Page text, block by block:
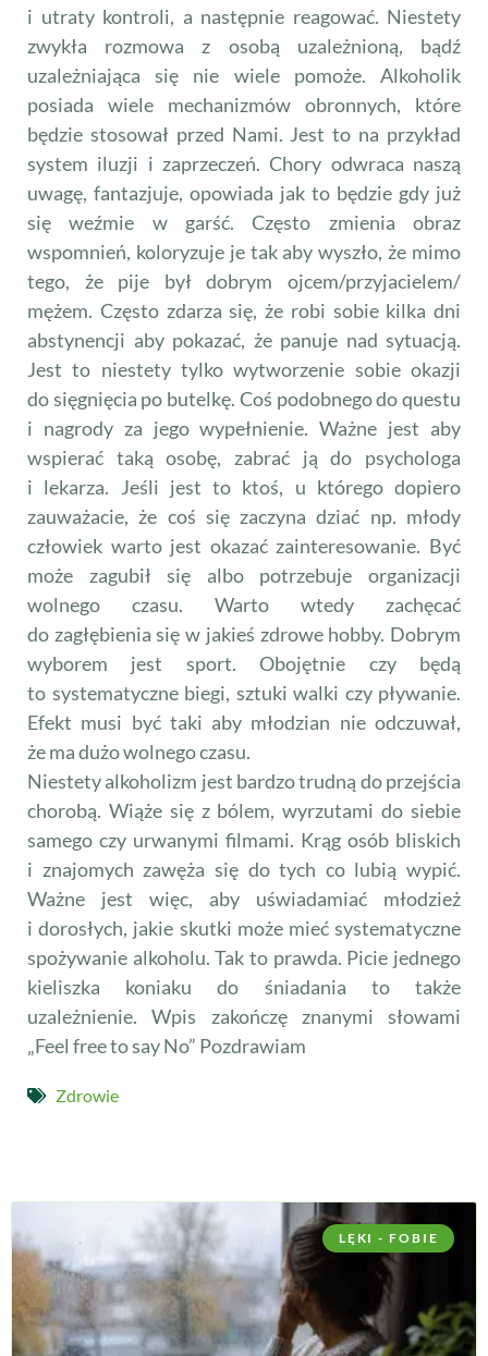
i utraty kontroli, a następnie reagować. Niestety
zwykła rozmowa z osobą uzależnioną, bądź
uzależniająca się nie wiele pomoże. Alkoholik
posiada wiele mechanizmów obronnych, które
będzie stosował przed Nami. Jest to na przykład
system iluzji i zaprzeczeń. Chory odwraca naszą
uwagę, fantazjuje, opowiada jak to będzie gdy już
się weźmie w garść. Często zmienia obraz
wspomnień, koloryzuje je tak aby wyszło, że mimo
tego, że pije był dobrym ojcem/przyjacielem/
mężem. Często zdarza się, że robi sobie kilka dni
abstynencji aby pokazać, że panuje nad sytuacją.
Jest to niestety tylko wytworzenie sobie okazji
do sięgnięcia po butelkę. Coś podobnego do questu
i nagrody za jego wypełnienie. Ważne jest aby
wspierać taką osobę, zabrać ją do psychologa
i lekarza. Jeśli jest to ktoś, u którego dopiero
zauważacie, że coś się zaczyna dziać np. młody
człowiek warto jest okazać zainteresowanie. Być
może zagubił się albo potrzebuje organizacji
wolnego czasu. Warto wtedy zachęcać
do zagłębienia się w jakieś zdrowe hobby. Dobrym
wyborem jest sport. Obojętnie czy będą
to systematyczne biegi, sztuki walki czy pływanie.
Efekt musi być taki aby młodzian nie odczuwał,
że ma dużo wolnego czasu.
Niestety alkoholizm jest bardzo trudną do przejścia
chorobą. Wiąże się z bólem, wyrzutami do siebie
samego czy urwanymi filmami. Krąg osób bliskich
i znajomych zawęża się do tych co lubią wypić.
Ważne jest więc, aby uświadamiać młodzież
i dorosłych, jakie skutki może mieć systematyczne
spożywanie alkoholu. Tak to prawda. Picie jednego
kieliszka koniaku do śniadania to także
uzależnienie. Wpis zakończę znanymi słowami
„Feel free to say No” Pozdrawiam
Zdrowie
LĘKI - FOBIE